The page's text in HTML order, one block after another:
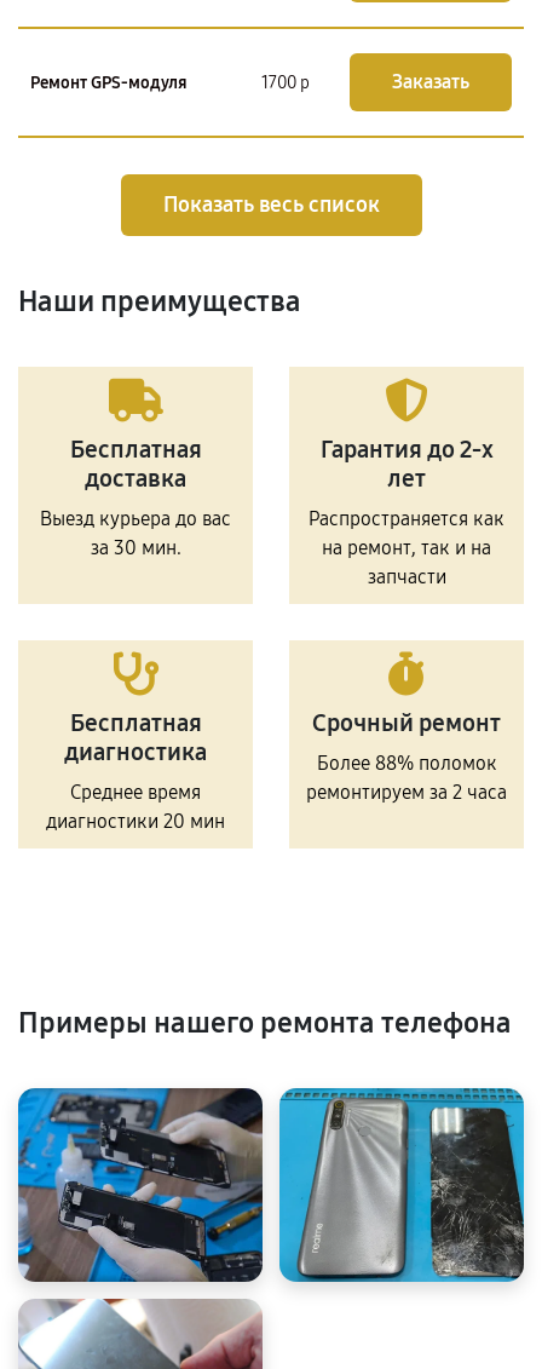
Ремонт GPS-модуля 1700 р Заказать
Показать весь список
Наши преимущества
Бесплатная
доставка
Выезд курьера до вас
за 30 мин.
Гарантия до 2-х
лет
Распространяется как
на ремонт, так и на
запчасти
Бесплатная
диагностика
Среднее время
диагностики 20 мин
Срочный ремонт
Более 88% поломок
ремонтируем за 2 часа
Примеры нашего ремонта телефона